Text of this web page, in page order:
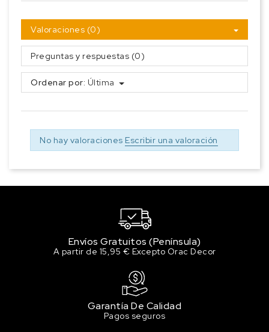
Valoraciones (0)
Preguntas y respuestas (0)
Ordenar por: Última
No hay valoraciones Escribir una valoración
Envíos Gratuitos (Península)
A partir de 15,95 € Excepto Orac Decor
Garantía De Calidad
Pagos seguros